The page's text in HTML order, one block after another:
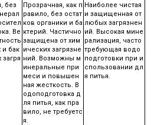
без
Ве
и бак
Прозрачная, как п
равило, без остат
ков органики и ба
ктерий. Частично
защищена от хим
ических загрязне
ний. Возможны м
инеральные при
меси и повышен
ная жесткость. В
одоподготовка д
ля питья, как пра
вило, не требуетс
я.
Наиболее чистая
и защищенная от
любых загрязнен
ий. Высокая мине
рализация, часто
требующая водо
подготовки при и
спользовании дл
я питья.